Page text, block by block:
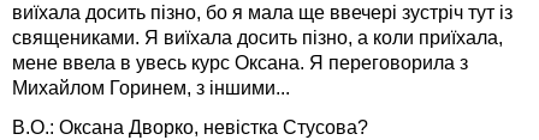
виїхала досить пізно, бо я мала ще ввечері зустріч тут із
священиками. Я виїхала досить пізно, а коли приїхала,
мене ввела в увесь курс Оксана. Я переговорила з
Михайлом Горинем, з іншими...
В.О.: Оксана Дворко, невістка Стусова?